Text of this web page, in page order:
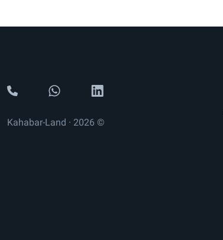
© 2026 · Kahabar-Land